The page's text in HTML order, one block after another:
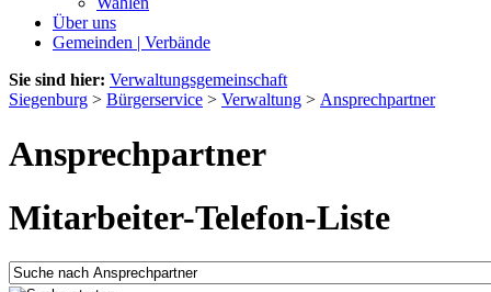
Über uns
Gemeinden | Verbände
Sie sind hier: Verwaltungsgemeinschaft
Siegenburg > Bürgerservice > Verwaltung > Ansprechpartner
Ansprechpartner
Mitarbeiter-Telefon-Liste